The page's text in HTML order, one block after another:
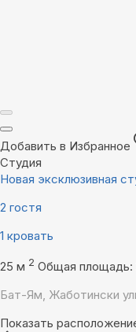
Добавить в Избранное
Студия
Новая эксклюзивная
2 гостя
1 кровать
25 м 2 Общая площадь:
Бат-Ям, Жаботински
Показать